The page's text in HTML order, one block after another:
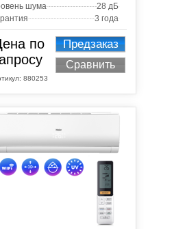
шума
28 дБ
3 года
по
880253
Предзаказ
Сравнить